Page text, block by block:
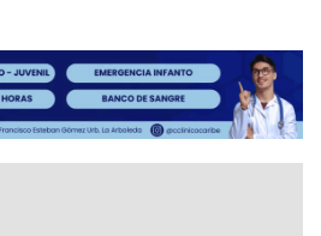
nueva mesa de diálogo
INTERNACIONALES ÚLTIMA HORA